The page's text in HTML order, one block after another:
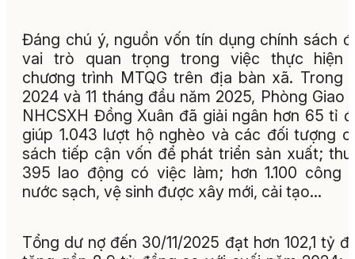
Đáng chú ý, nguồn vốn tín dụng chính sách
vai trò quan trọng trong việc thực hiện
chương trình MTQG trên địa bàn xã. Trong
2024 và 11 tháng đầu năm 2025, Phòng Giao
NHCSXH Đồng Xuân đã giải ngân hơn 65 tỉ
giúp 1.043 lượt hộ nghèo và các đối tượng
sách tiếp cận vốn để phát triển sản xuất;
395 lao động có việc làm; hơn 1.100 công
nước sạch, vệ sinh được xây mới, cải tạo…
Tổng dư nợ đến 30/11/2025 đạt hơn 102,1 tỷ